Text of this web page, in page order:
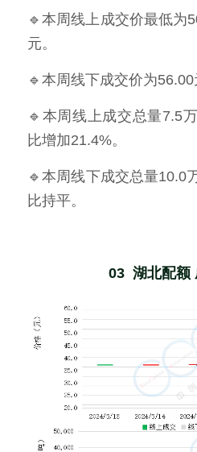
🔹本周线上成交价最低为
元。
🔹本周线下成交价为56.00
🔹本周线上成交总量7.5
比增加21.4%。
🔹本周线下成交总量10.0
比持平。
03  湖北配额